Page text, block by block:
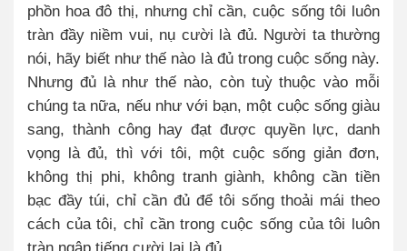
phồn hoa đô thị, nhưng chỉ cần, cuộc sống tôi luôn
tràn đầy niềm vui, nụ cười là đủ. Người ta thường
nói, hãy biết như thế nào là đủ trong cuộc sống này.
Nhưng đủ là như thế nào, còn tuỳ thuộc vào mỗi
chúng ta nữa, nếu như với bạn, một cuộc sống giàu
sang, thành công hay đạt được quyền lực, danh
vọng là đủ, thì với tôi, một cuộc sống giản đơn,
không thị phi, không tranh giành, không cần tiền
bạc đầy túi, chỉ cần đủ để tôi sống thoải mái theo
cách của tôi, chỉ cần trong cuộc sống của tôi luôn
tràn ngập tiếng cười lại là đủ.